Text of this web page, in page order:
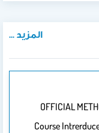
المزيد ...
OFFICIAL
Course